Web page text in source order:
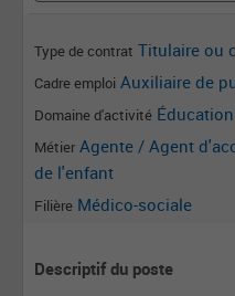
Type de contrat Titulaire ou
Cadre emploi Auxiliaire de
Domaine d'activité
Métier Agente / Agent
de l'enfant
Filière Médico-sociale
Descriptif du poste